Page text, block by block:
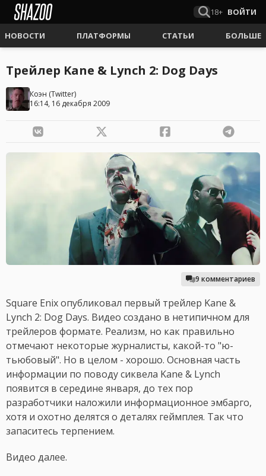
18+ ВОЙТИ
НОВОСТИ ПЛАТФОРМЫ СТАТЬИ БОЛЬШЕ
Трейлер Kane & Lynch 2: Dog Days
Коэн (Twitter)
16:14, 16 декабря 2009
9 комментариев
Square Enix опубликовал первый трейлер Kane &
Lynch 2: Dog Days. Видео создано в нетипичном для
трейлеров формате. Реализм, но как правильно
отмечают некоторые журналисты, какой-то "ю-
тьюбовый". Но в целом - хорошо. Основная часть
информации по поводу сиквела Kane & Lynch
появится в середине января, до тех пор
разработчики наложили информационное эмбарго,
хотя и охотно делятся о деталях геймплея. Так что
запаситесь терпением.
Видео далее.